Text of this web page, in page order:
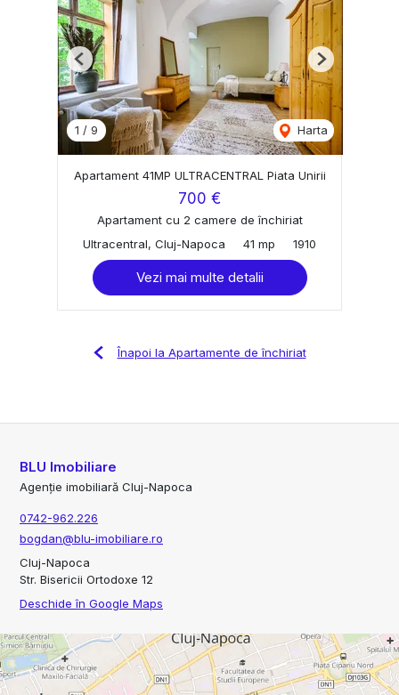
1 / 9 Harta
Previous Next
Apartament 41MP ULTRACENTRAL Piata Unirii
700 €
Apartament cu 2 camere de închiriat
Ultracentral, Cluj-Napoca
41 mp 1910
Vezi mai multe detalii
Înapoi la Apartamente de închiriat
BLU Imobiliare
Agenție imobiliară Cluj-Napoca
0742-962.226
bogdan@blu-imobiliare.ro
Cluj-Napoca
Str. Bisericii Ortodoxe 12
Deschide în Google Maps